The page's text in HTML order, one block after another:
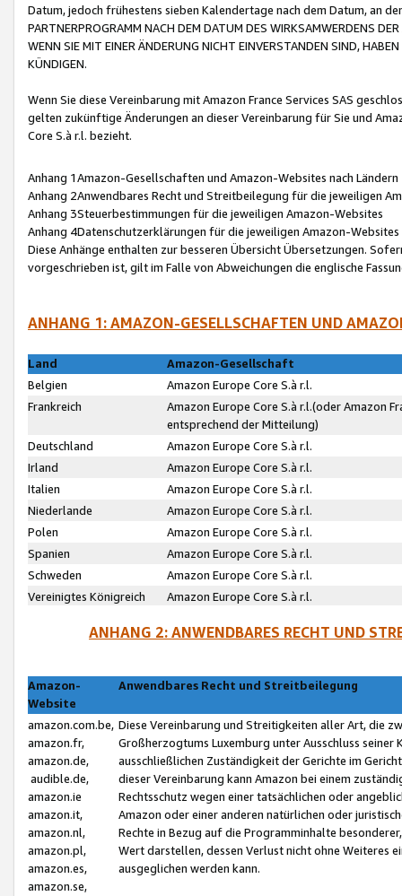
Datum, jedoch frühestens sieben Kalendertage nach dem Datum, an
PARTNERPROGRAMM NACH DEM DATUM DES WIRKSAMWERDENS
WENN SIE MIT EINER ÄNDERUNG NICHT EINVERSTANDEN SIND,
KÜNDIGEN.
Wenn Sie diese Vereinbarung mit Amazon France Services SAS
gelten zukünftige Änderungen an dieser Vereinbarung für Sie und
Core S.à r.l. bezieht.
Anhang 1Amazon-Gesellschaften und Amazon-Websites nach Ländern
Anhang 2Anwendbares Recht und Streitbeilegung für die jeweiligen
Anhang 3Steuerbestimmungen für die jeweiligen Amazon-Websites
Anhang 4Datenschutzerklärungen für die jeweiligen Amazon-Websites
Diese Anhänge enthalten zur besseren Übersicht Übersetzungen.
vorgeschrieben ist, gilt im Falle von Abweichungen die englische
ANHANG 1: AMAZON-GESELLSCHAFTEN UND
Land
Amazon-Gesellschaft
Belgien
Amazon Europe Core S.à r.l.
Frankreich
Amazon Europe Core S.à r.l.(oder Amazon
entsprechend der Mitteilung)
Deutschland
Amazon Europe Core S.à r.l.
Irland
Amazon Europe Core S.à r.l.
Italien
Amazon Europe Core S.à r.l.
Niederlande
Amazon Europe Core S.à r.l.
Polen
Amazon Europe Core S.à r.l.
Spanien
Amazon Europe Core S.à r.l.
Schweden
Amazon Europe Core S.à r.l.
Vereinigtes Königreich
Amazon Europe Core S.à r.l.
ANHANG 2: ANWENDBARES RECHT UND
Amazon-
Website
Anwendbares Recht und Streitbeilegung
amazon.com.be,
amazon.fr,
amazon.de,
audible.de,
amazon.ie
amazon.it,
amazon.nl,
amazon.pl,
amazon.es,
amazon.se,
Diese Vereinbarung und Streitigkeiten aller Art, die
Großherzogtums Luxemburg unter Ausschluss
ausschließlichen Zuständigkeit der Gerichte im
dieser Vereinbarung kann Amazon bei einem
Rechtsschutz wegen einer tatsächlichen oder
Amazon oder einer anderen natürlichen oder
Rechte in Bezug auf die Programminhalte
Wert darstellen, dessen Verlust nicht ohne Weiteres
ausgeglichen werden kann.